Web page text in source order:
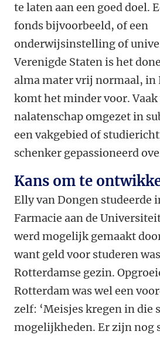
te laten aan een goed doel.
fonds bijvoorbeeld, of een
onderwijsinstelling of
Verenigde Staten is het
alma mater vrij normaal, in
komt het minder voor. Vaak
nalatenschap omgezet in
een vakgebied of
schenker gepassioneerd
Kans om te
Elly van Dongen studeerde
Farmacie aan de
werd mogelijk gemaakt
want geld voor studeren
Rotterdamse gezin.
Rotterdam was wel een
zelf: ‘Meisjes kregen in die
mogelijkheden. Er zijn nog